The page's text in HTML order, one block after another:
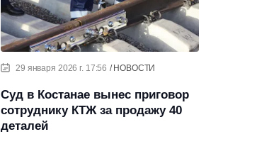
29 января 2026 г. 17:56 НОВОСТИ
Суд в Костанае вынес приговор
сотруднику КТЖ за продажу 40
деталей